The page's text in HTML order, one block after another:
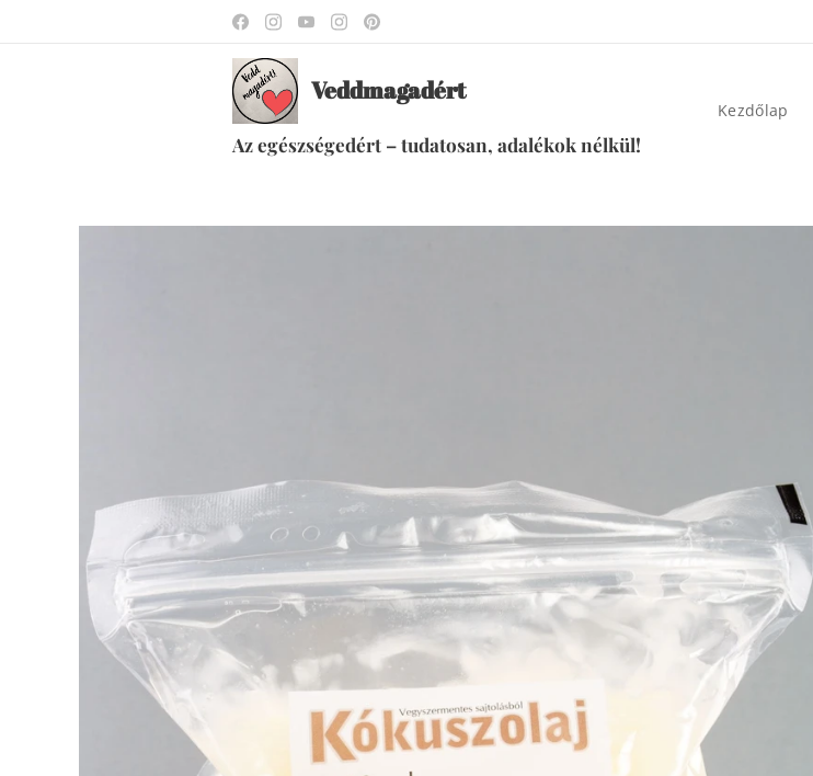
Veddmagadért
Az egészségedért – tudatosan, adalékok nélkül!
Kezdőlap